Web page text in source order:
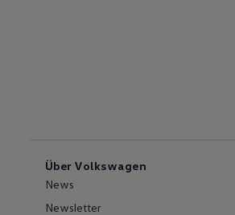
Über Volkswagen
News
Newsletter